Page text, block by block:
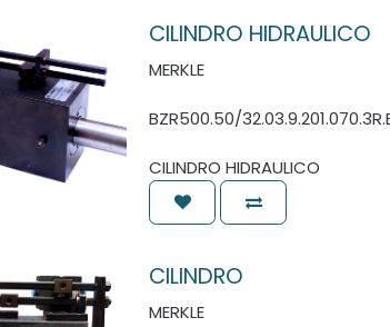
CILINDRO HIDRAULICO
MERKLE
BZR500.50/
CILINDRO HIDRAULICO
CILINDRO
MERKLE